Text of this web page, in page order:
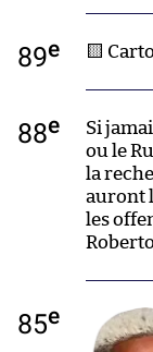
89e 🟨
88e
Si
ou le
la
auront
les
85e